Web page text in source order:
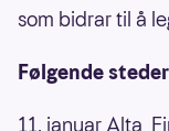
som bidrar til å
Følgende
11. januar Alta,